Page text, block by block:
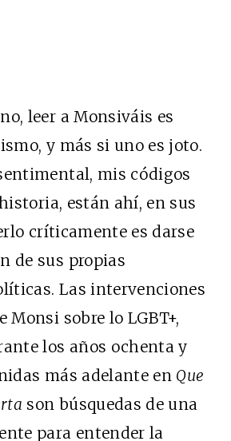
leer a Monsiváis es
y más si uno es joto.
mis códigos
están ahí, en sus
críticamente es darse
de sus propias
Las intervenciones
Monsi sobre lo LGBT+,
los años ochenta y
más adelante en Que
son búsquedas de una
para entender la